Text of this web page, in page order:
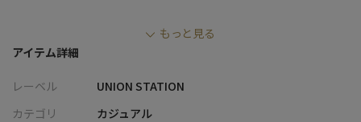
特徴的なシワ感が単調になりがちなコーデに表情をもたせてくれ
ウエストゴム仕様、サイド＆バックポケット付きなのも嬉しいポ
もっと見る
アイテム詳細
レーベル
UNION STATION
カテゴリ
カジュアル